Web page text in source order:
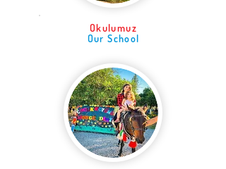
Okulumuz
Our School